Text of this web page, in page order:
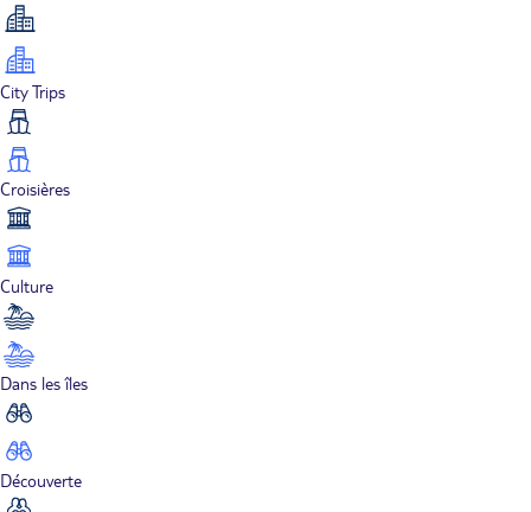
City Trips
Croisières
Culture
Dans les îles
Découverte